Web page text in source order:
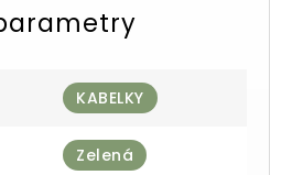
KABELKY
Zelená